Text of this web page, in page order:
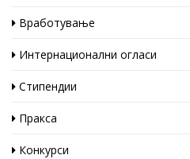
Вработување
Интернационални огласи
Стипендии
Пракса
Конкурси